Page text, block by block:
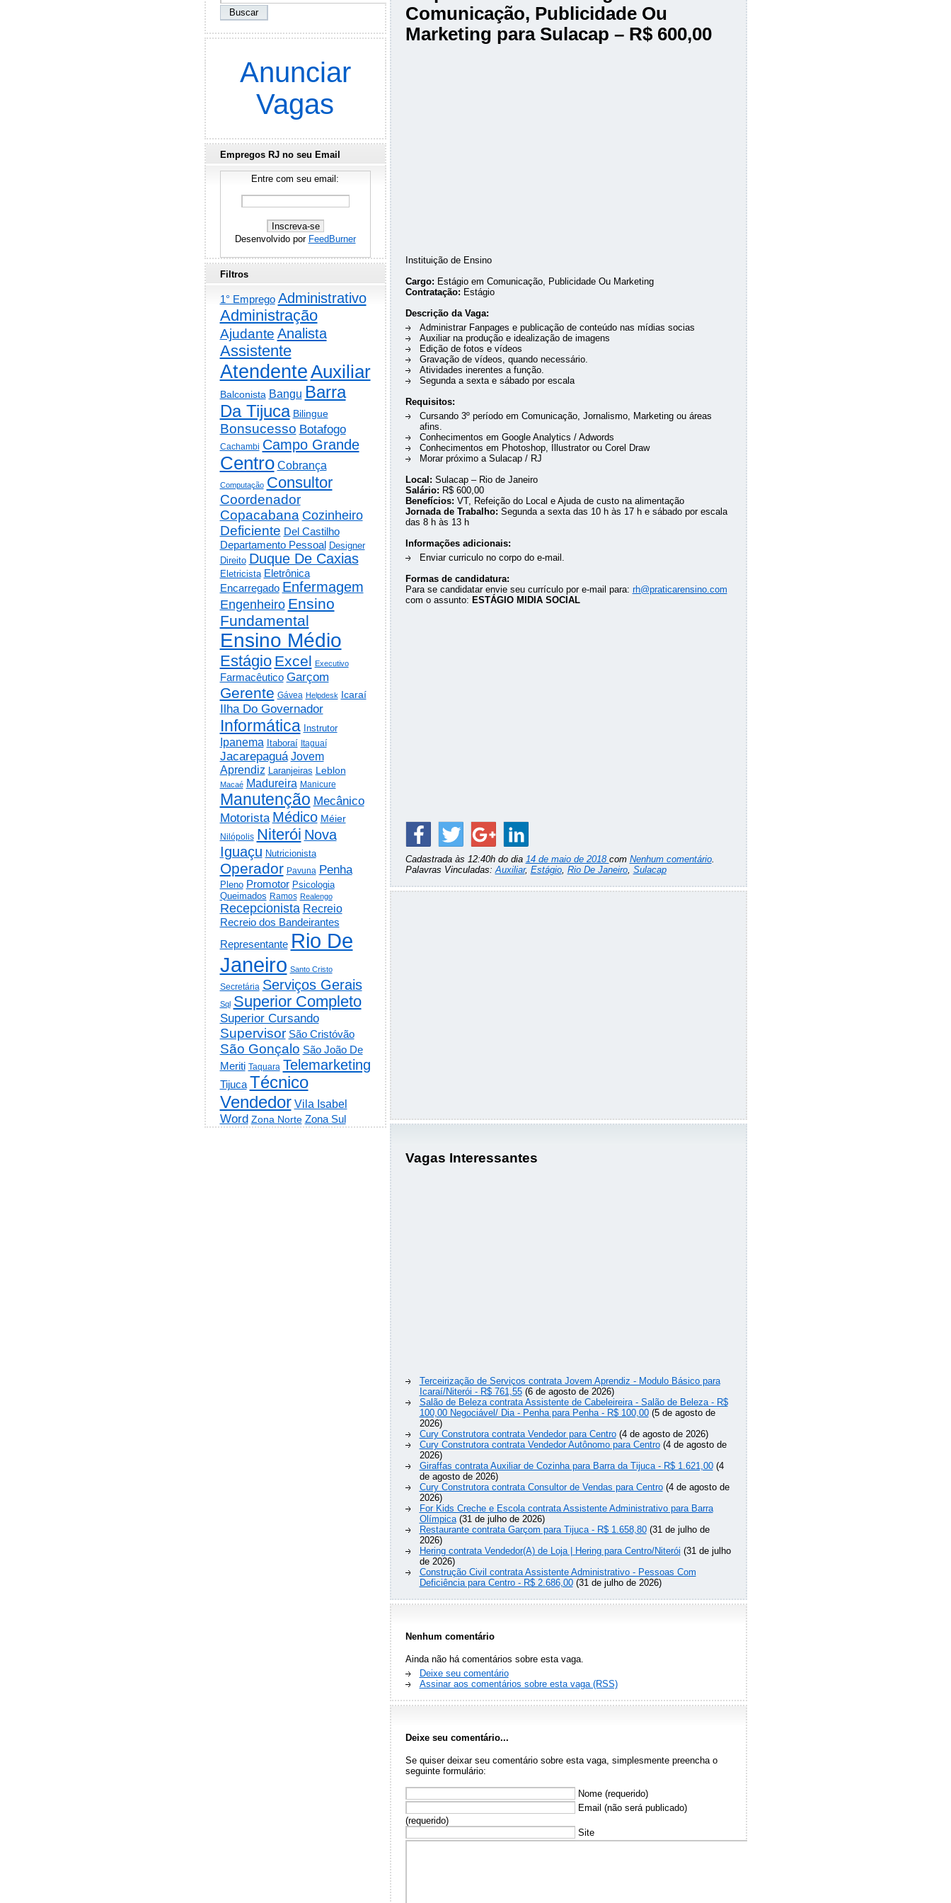
Comunicação, Publicidade Ou
Marketing para Sulacap – R$ 600,00
Instituição de Ensino
Cargo: Estágio em Comunicação, Publicidade Ou Marketing
Contratação: Estágio
Descrição da Vaga:
Administrar Fanpages e publicação de conteúdo nas mídias socias
Auxiliar na produção e idealização de imagens
Edição de fotos e vídeos
Gravação de vídeos, quando necessário.
Atividades inerentes a função.
Segunda a sexta e sábado por escala
Requisitos:
Cursando 3º período em Comunicação, Jornalismo, Marketing ou áreas
afins.
Conhecimentos em Google Analytics / Adwords
Conhecimentos em Photoshop, Illustrator ou Corel Draw
Morar próximo a Sulacap / RJ
Local: Sulacap – Rio de Janeiro
Salário: R$ 600,00
Benefícios: VT, Refeição do Local e Ajuda de custo na alimentação
Jornada de Trabalho: Segunda a sexta das 10 h às 17 h e sábado por escala
das 8 h às 13 h
Informações adicionais:
Enviar curriculo no corpo do e-mail.
Formas de candidatura:
Para se candidatar envie seu currículo por e-mail para: rh@praticarensino.com
com o assunto: ESTÁGIO MIDIA SOCIAL
Cadastrada às 12:40h do dia 14 de maio de 2018 com Nenhum comentário.
Palavras Vinculadas:Auxiliar, Estágio, Rio De Janeiro, Sulacap
Vagas Interessantes
Terceirização de Serviços contrata Jovem Aprendiz - Modulo Básico para
Icaraí/Niterói - R$ 761,55(6 de agosto de 2026)
Salão de Beleza contrata Assistente de Cabeleireira - Salão de Beleza - R$
100,00 Negociável/ Dia - Penha para Penha - R$ 100,00(5 de agosto de
2026)
Cury Construtora contrata Vendedor para Centro(4 de agosto de 2026)
Cury Construtora contrata Vendedor Autônomo para Centro(4 de agosto de
2026)
Giraffas contrata Auxiliar de Cozinha para Barra da Tijuca - R$ 1.621,00(4
de agosto de 2026)
Cury Construtora contrata Consultor de Vendas para Centro(4 de agosto de
2026)
For Kids Creche e Escola contrata Assistente Administrativo para Barra
Olímpica(31 de julho de 2026)
Restaurante contrata Garçom para Tijuca - R$ 1.658,80(31 de julho de
2026)
Hering contrata Vendedor(A) de Loja | Hering para Centro/Niterói (31 de julho
de 2026)
Construção Civil contrata Assistente Administrativo - Pessoas Com
Deficiência para Centro - R$ 2.686,00(31 de julho de 2026)
Nenhum comentário
Ainda não há comentários sobre esta vaga.
Deixe seu comentário
Assinar aos comentários sobre esta vaga (RSS)
Deixe seu comentário...
Se quiser deixar seu comentário sobre esta vaga, simplesmente preencha o
seguinte formulário:
Nome (requerido)
Email (não será publicado)
(requerido)
Site
Anunciar
Vagas
Empregos RJ no seu Email
Entre com seu email:
Desenvolvido por FeedBurner
Filtros
1° Emprego Administrativo
Administração
Ajudante Analista
Assistente
AtendenteAuxiliar
Balconista Bangu Barra
Da Tijuca Bilingue
Bonsucesso Botafogo
Cachambi Campo Grande
Centro Cobrança
Computação Consultor
Coordenador
Copacabana Cozinheiro
Deficiente Del Castilho
Departamento Pessoal Designer
Direito Duque De Caxias
Eletricista Eletrônica
Encarregado Enfermagem
Engenheiro Ensino
Fundamental
Ensino Médio
Estágio Excel Executivo
Farmacêutico Garçom
Gerente Gávea Helpdesk Icaraí
Ilha Do Governador
Informática Instrutor
Ipanema Itaboraí Itaguaí
Jacarepaguá Jovem
Aprendiz
Laranjeiras Leblon
Macaé Madureira Manicure
Manutenção Mecânico
Motorista Médico Méier
Nilópolis Niterói Nova
Iguaçu Nutricionista
Operador Pavuna Penha
Pleno Promotor Psicologia
Queimados Ramos Realengo
Recepcionista Recreio
Recreio dos Bandeirantes
Representante Rio De
Janeiro Santo Cristo
Secretária Serviços Gerais
Sql Superior Completo
Superior Cursando
Supervisor São Cristóvão
São Gonçalo São João De
Meriti Taquara Telemarketing
Tijuca Técnico
Vendedor Vila Isabel
Word Zona Norte Zona Sul